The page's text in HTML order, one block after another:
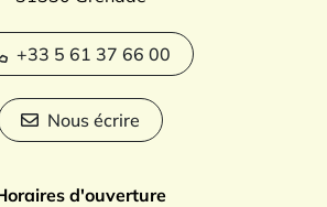
+33 5 61 37 66 00
Nous écrire
d'ouverture